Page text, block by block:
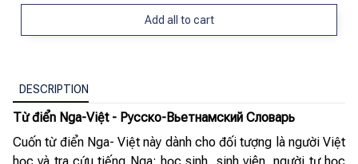
Add all to cart
DESCRIPTION
Từ điển Nga-Việt - Pусско-Вьетнамский Словарь
Cuốn từ điển Nga- Việt này dành cho đối tượng là người Việt
học và tra cứu tiếng Nga: học sinh, sinh viên, người tự học